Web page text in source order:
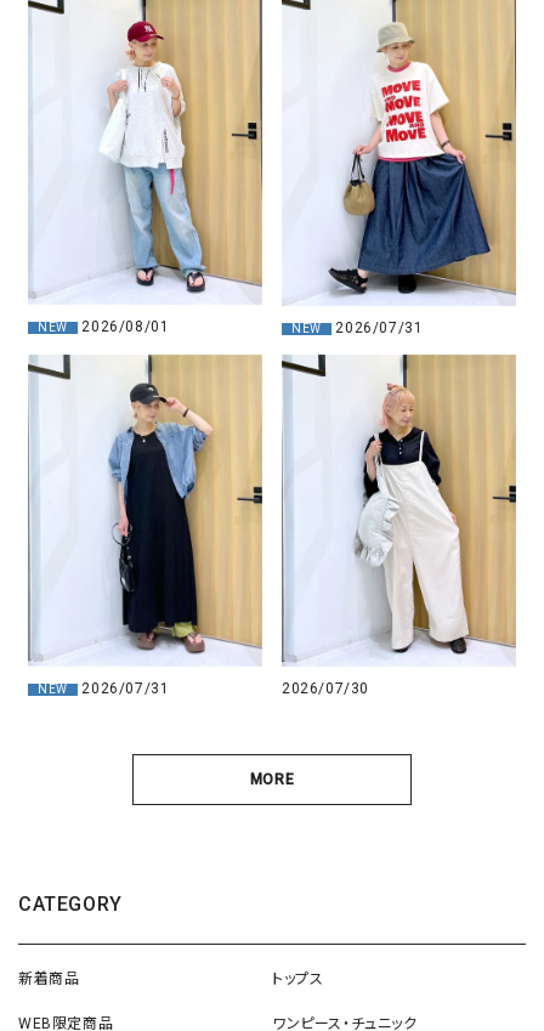
NEW 2026/08/01 NEW 2026/07/31
NEW 2026/07/31 2026/07/30
MORE
CATEGORY
新着商品
WEB限定商品
トップス
ワンピース・チュニック